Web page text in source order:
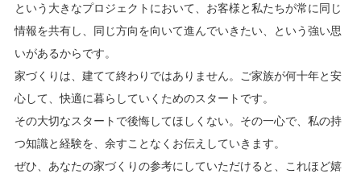
という大きなプロジェクトにおいて、お客様と私たちが常に同じ
情報を共有し、同じ方向を向いて進んでいきたい、という強い思
いがあるからです。
家づくりは、建てて終わりではありません。ご家族が何十年と安
心して、快適に暮らしていくためのスタートです。
その大切なスタートで後悔してほしくない。その一心で、私の持
つ知識と経験を、余すことなくお伝えしていきます。
ぜひ、あなたの家づくりの参考にしていただけると、これほど嬉